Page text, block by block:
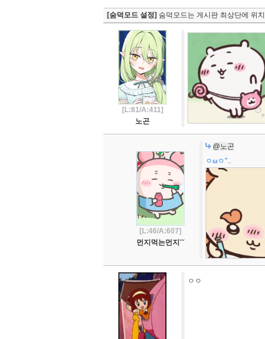
[숨덕모드 설정] 숨덕모드는 게시판 최상단에 위
[L:81/A:411]
노곤
[L:46/A:607]
먼지먹는먼지˘˘
@노곤
ㅇωㅇ"..
ㅇㅇ